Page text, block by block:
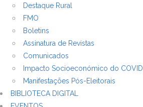
Destaque Rural
FMO
Boletins
Assinatura de Revistas
Comunicados
Impacto Socioeconómico do COVID
Manifestações Pós-Eleitorais
BIBLIOTECA DIGITAL